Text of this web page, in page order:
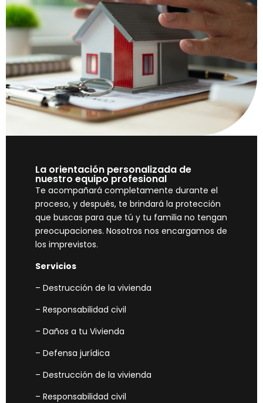
La orientación personalizada de
nuestro equipo profesional
Te acompañará completamente durante el
proceso, y después, te brindará la protección
que buscas para que tú y tu familia no tengan
preocupaciones. Nosotros nos encargamos de
los imprevistos.
Servicios
– Destrucción de la vivienda
– Responsabilidad civil
– Daños a tu Vivienda
– Defensa jurídica
– Destrucción de la vivienda
– Responsabilidad civil